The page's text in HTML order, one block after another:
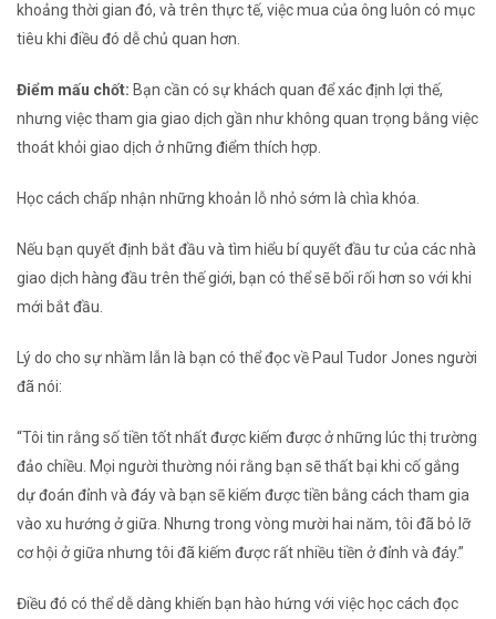
khoảng thời gian đó, và trên thực tế, việc mua của ông luôn có mục
tiêu khi điều đó dễ chủ quan hơn.
Điểm mấu chốt: Bạn cần có sự khách quan để xác định lợi thế,
nhưng việc tham gia giao dịch gần như không quan trọng bằng việc
thoát khỏi giao dịch ở những điểm thích hợp.
Học cách chấp nhận những khoản lỗ nhỏ sớm là chìa khóa.
Nếu bạn quyết định bắt đầu và tìm hiểu bí quyết đầu tư của các nhà
giao dịch hàng đầu trên thế giới, bạn có thể sẽ bối rối hơn so với khi
mới bắt đầu.
Lý do cho sự nhầm lẫn là bạn có thể đọc về Paul Tudor Jones người
đã nói:
“Tôi tin rằng số tiền tốt nhất được kiếm được ở những lúc thị trường
đảo chiều. Mọi người thường nói rằng bạn sẽ thất bại khi cố gắng
dự đoán đỉnh và đáy và bạn sẽ kiếm được tiền bằng cách tham gia
vào xu hướng ở giữa. Nhưng trong vòng mười hai năm, tôi đã bỏ lỡ
cơ hội ở giữa nhưng tôi đã kiếm được rất nhiều tiền ở đỉnh và đáy.”
Điều đó có thể dễ dàng khiến bạn hào hứng với việc học cách đọc